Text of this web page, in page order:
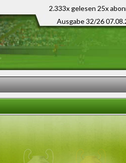
2.333x gelesen 25x
Ausgabe 32/26